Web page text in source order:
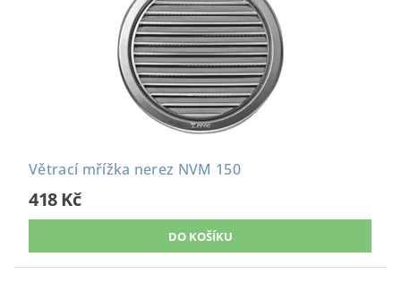
Větrací mřížka nerez NVM 150
418 Kč